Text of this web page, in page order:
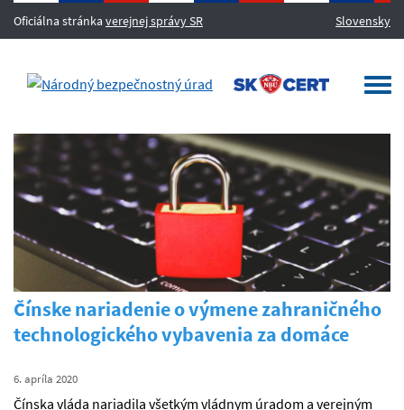
Oficiálna stránka verejnej správy SR Slovensky
MENU
Čínske nariadenie o výmene zahraničného
technologického vybavenia za domáce
6. apríla 2020
Čínska vláda nariadila všetkým vládnym úradom a verejným